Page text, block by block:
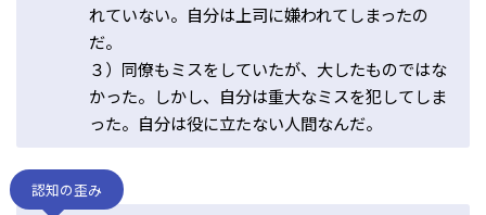
れていない。自分は上司に嫌われてしまったの
だ。
３）同僚もミスをしていたが、大したものではな
かった。しかし、自分は重大なミスを犯してしま
った。自分は役に立たない人間なんだ。
認知の歪み